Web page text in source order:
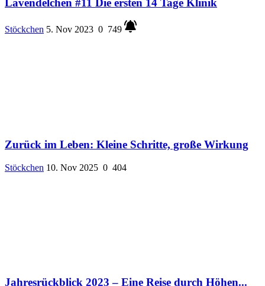
Lavendelchen #11 Die ersten 14 Tage Klinik
Stöckchen 5. Nov 2023 0 749
Zurück im Leben: Kleine Schritte, große Wirkung
Stöckchen 10. Nov 2025 0 404
Jahresrückblick 2023 – Eine Reise durch Höhen...